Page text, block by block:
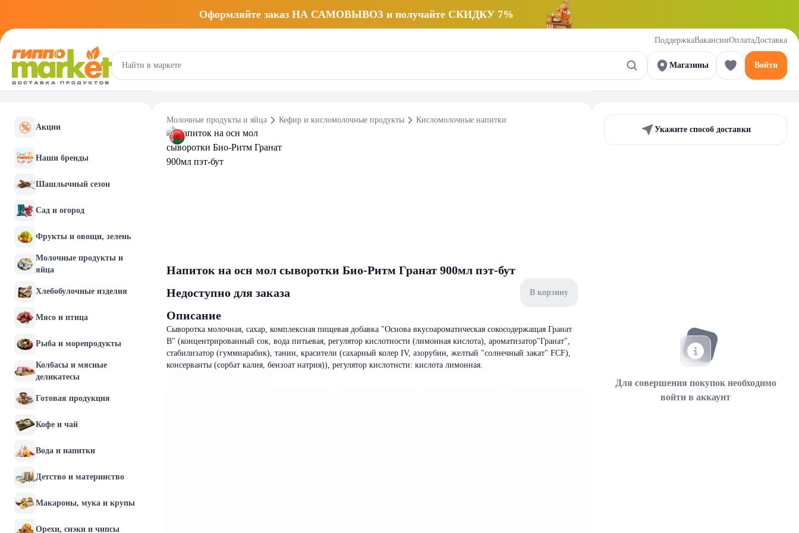
Оформляйте заказ НА САМОВЫВОЗ и получайте СКИДКУ 7%
ПоддержкаВакансииОплатаДоставка
Магазины Войти
Акции
Наши бренды
Шашлычный сезон
Сад и огород
Фрукты и овощи, зелень
Молочные продукты и
яйца
Хлебобулочные изделия
Мясо и птица
Рыба и морепродукты
Колбасы и мясные
деликатесы
Готовая продукция
Кофе и чай
Вода и напитки
Детство и материнство
Макароны, мука и крупы
Орехи, снэки и чипсы
Молочные продукты и яйца Кефир и кисломолочные продукты Кисломолочные напитки
Напиток на осн мол сыворотки Био-Ритм Гранат 900мл пэт-бут
Недоступно для заказа
В корзину
Описание
Сыворотка молочная, сахар, комплексная пищевая добавка "Основа вкусоароматическая сокосодержащая Гранат
В" (концентрированный сок, вода питьевая, регулятор кислотности (лимонная кислота), ароматизатор"Гранат",
стабилизатор (гуммиарабик), танин, красители (сахарный колер IV, азорубин, желтый "солнечный закат" FCF),
консерванты (сорбат калия, бензоат натрия)), регулятор кислотнсти: кислота лимонная.
Укажите способ доставки
Для совершения покупок необходимо
войти в аккаунт